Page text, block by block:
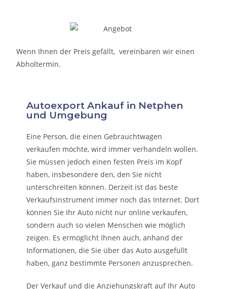
Wenn Ihnen der Preis gefällt, vereinbaren wir einen
Abholtermin.
Autoexport Ankauf in Netphen
und Umgebung
Eine Person, die einen Gebrauchtwagen
verkaufen möchte, wird immer verhandeln wollen.
Sie müssen jedoch einen festen Preis im Kopf
haben, insbesondere den, den Sie nicht
unterschreiten können. Derzeit ist das beste
Verkaufsinstrument immer noch das Internet. Dort
können Sie Ihr Auto nicht nur online verkaufen,
sondern auch so vielen Menschen wie möglich
zeigen. Es ermöglicht Ihnen auch, anhand der
Informationen, die Sie über das Auto ausgefüllt
haben, ganz bestimmte Personen anzusprechen.
Der Verkauf und die Anziehungskraft auf Ihr Auto